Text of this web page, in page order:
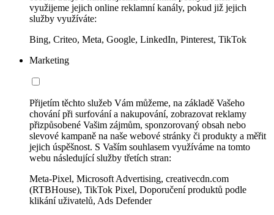
využijeme jejich online reklamní kanály, pokud již jejich
služby využíváte:
Bing, Criteo, Meta, Google, LinkedIn, Pinterest, TikTok
Marketing
Přijetím těchto služeb Vám můžeme, na základě Vašeho
chování při surfování a nakupování, zobrazovat reklamy
přizpůsobené Vašim zájmům, sponzorovaný obsah nebo
slevové kampaně na naše webové stránky či produkty a měřit
jejich úspěšnost. S Vaším souhlasem využíváme na tomto
webu následující služby třetích stran:
Meta-Pixel, Microsoft Advertising, creativecdn.com
(RTBHouse), TikTok Pixel, Doporučení produktů podle
klikání uživatelů, Ads Defender